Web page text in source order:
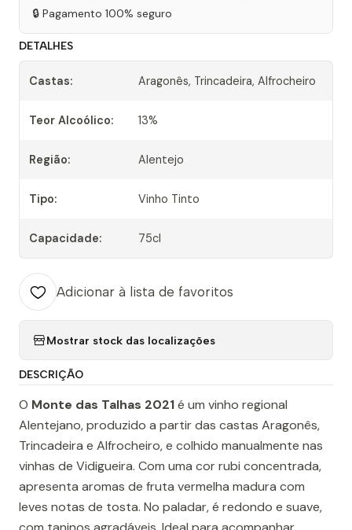
🔒 Pagamento 100% seguro
DETALHES
Castas: Aragonês, Trincadeira, Alfrocheiro
Teor Alcoólico: 13%
Região: Alentejo
Tipo: Vinho Tinto
Capacidade: 75cl
Adicionar à lista de favoritos
Mostrar stock das localizações
DESCRIÇÃO
O Monte das Talhas 2021é um vinho regional
Alentejano, produzido a partir das castas Aragonês,
Trincadeira e Alfrocheiro, e colhido manualmente nas
vinhas de Vidigueira. Com uma cor rubi concentrada,
apresenta aromas de fruta vermelha madura com
leves notas de tosta. No paladar, é redondo e suave,